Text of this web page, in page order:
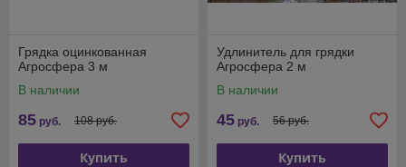
Грядка оцинкованная
Агросфера 3 м
В наличии
85 руб. 108 руб.
Купить
Удлинитель для грядки
Агросфера 2 м
В наличии
45 руб. 56 руб.
Купить